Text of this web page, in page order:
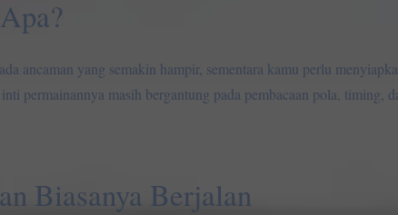
ancaman yang semakin hampir, sementara kamu perlu
permainannya masih bergantung pada pembacaan pola, timing,
Biasanya Berjalan